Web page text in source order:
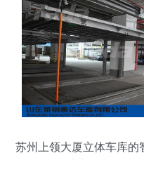
苏州上领大厦立体车库的